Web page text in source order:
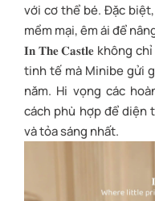
với cơ thể bé. Đặc
mềm mại, êm ái để
𝐈𝐧 𝐓𝐡𝐞 𝐂𝐚𝐬𝐭𝐥𝐞 không
tinh tế mà Minibe gửi
năm. Hi vọng các
cách phù hợp để
và tỏa sáng nhất.